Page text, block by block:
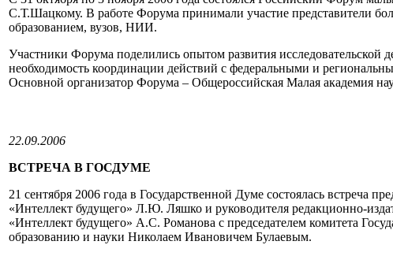
С.Т.Шацкому. В работе Форума принимали участие представители
образованием, вузов, НИИ.
Участники Форума поделились опытом развития исследовательской
необходимость координации действий с федеральными и
Основной организатор Форума – Общероссийская Малая академия
22.09.2006
ВСТРЕЧА В ГОСДУМЕ
21 сентября 2006 года в Государственной Думе состоялась встреча
«Интеллект будущего» Л.Ю. Ляшко и руководителя редакционно-
«Интеллект будущего» А.С. Романова с председателем комитета
образованию и науки Николаем Ивановичем Булаевым.